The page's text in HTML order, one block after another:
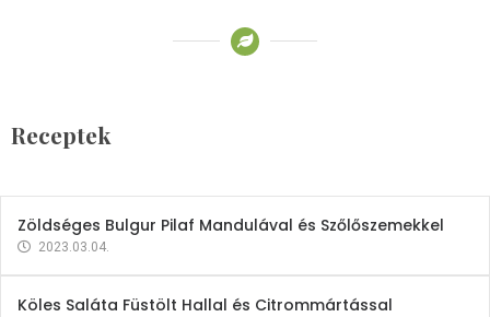
Receptek
2023.03.06.
Zöldséges Bulgur Pilaf Mandulával és Szőlőszemekkel
2023.03.04.
Köles Saláta Füstölt Hallal és Citrommártással